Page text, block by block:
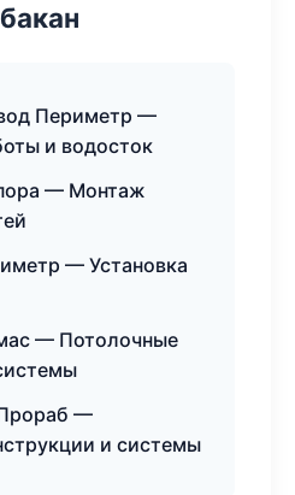
Периметр —
и водосток
— Монтаж
— Установка
— Потолочные
—
и системы